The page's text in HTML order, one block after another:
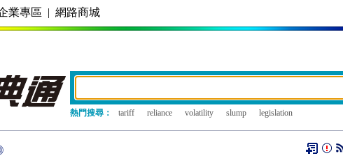
業專區 | 網路商城
熱門搜尋： tariff reliance volatility slump legislation